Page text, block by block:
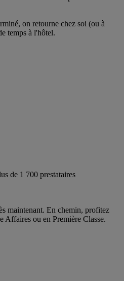
on retourne chez soi (ou à
temps à l'hôtel.
de 1 700 prestataires
maintenant. En chemin, profitez
Affaires ou en Première Classe.